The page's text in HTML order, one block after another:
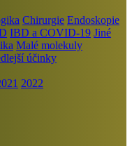
Chirurgie Endoskopie
IBD a COVID-19 Jiné
Malé molekuly
účinky
2022